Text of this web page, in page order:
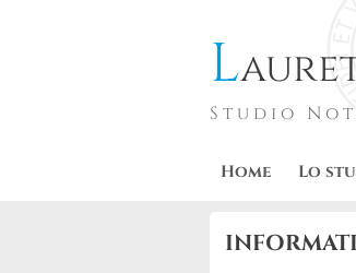
L
Studio
Home Lo